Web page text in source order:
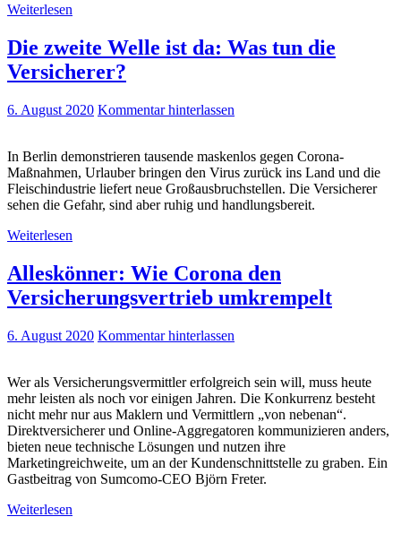
Weiterlesen
Die zweite Welle ist da: Was tun die
Versicherer?
6. August 2020 Kommentar hinterlassen
In Berlin demonstrieren tausende maskenlos gegen Corona-
Maßnahmen, Urlauber bringen den Virus zurück ins Land und die
Fleischindustrie liefert neue Großausbruchstellen. Die Versicherer
sehen die Gefahr, sind aber ruhig und handlungsbereit.
Weiterlesen
Alleskönner: Wie Corona den
Versicherungsvertrieb umkrempelt
6. August 2020 Kommentar hinterlassen
Wer als Versicherungsvermittler erfolgreich sein will, muss heute
mehr leisten als noch vor einigen Jahren. Die Konkurrenz besteht
nicht mehr nur aus Maklern und Vermittlern „von nebenan“.
Direktversicherer und Online-Aggregatoren kommunizieren anders,
bieten neue technische Lösungen und nutzen ihre
Marketingreichweite, um an der Kundenschnittstelle zu graben. Ein
Gastbeitrag von Sumcomo-CEO Björn Freter.
Weiterlesen